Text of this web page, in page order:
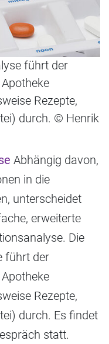
führt der
Rezepte,
durch. © Henrik
Abhängig davon,
in die
unterscheidet
erweiterte
Die
führt der
Rezepte,
durch. Es findet
statt.